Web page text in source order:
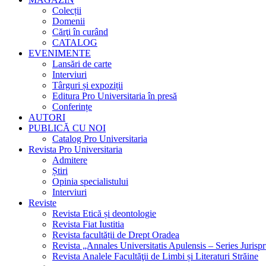
Colecții
Domenii
Cărţi în curând
CATALOG
EVENIMENTE
Lansări de carte
Interviuri
Târguri și expoziții
Editura Pro Universitaria în presă
Conferințe
AUTORI
PUBLICĂ CU NOI
Catalog Pro Universitaria
Revista Pro Universitaria
Admitere
Știri
Opinia specialistului
Interviuri
Reviste
Revista Etică și deontologie
Revista Fiat Iustitia
Revista facultății de Drept Oradea
Revista „Annales Universitatis Apulensis – Series
Revista Analele Facultăţii de Limbi și Literaturi Străine